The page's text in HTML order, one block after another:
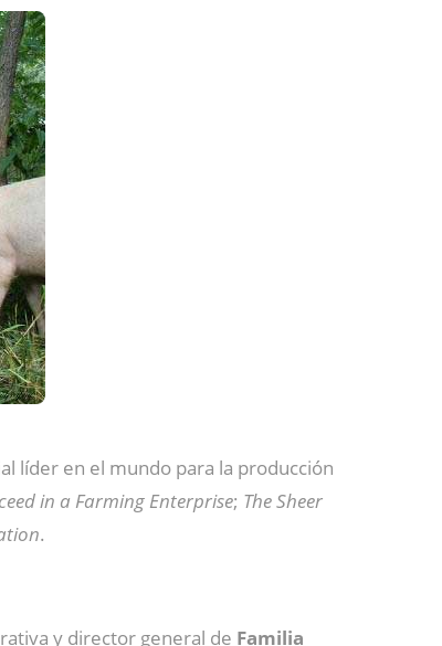
líder en el mundo para la producción
in a Farming Enterprise; The Sheer
.
y director general de Familia